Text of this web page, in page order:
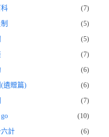
(7)
(5)
(5)
(7)
(6)
遺贈篇) (6)
(7)
(10)
計 (6)